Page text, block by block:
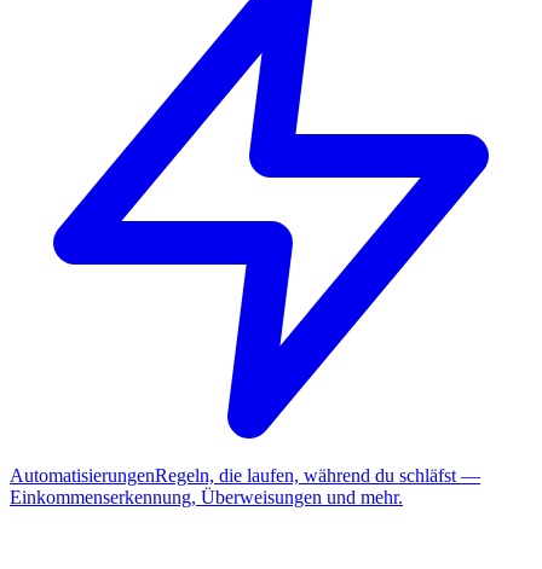
AutomatisierungenRegeln, die laufen, während du schläfst —
Einkommenserkennung, Überweisungen und mehr.